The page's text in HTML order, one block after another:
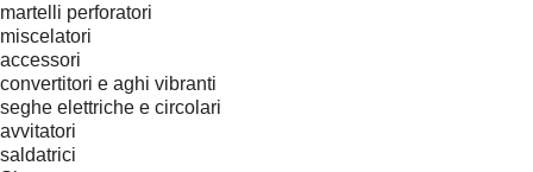
martelli perforatori
miscelatori
accessori
convertitori e aghi vibranti
seghe elettriche e circolari
avvitatori
saldatrici